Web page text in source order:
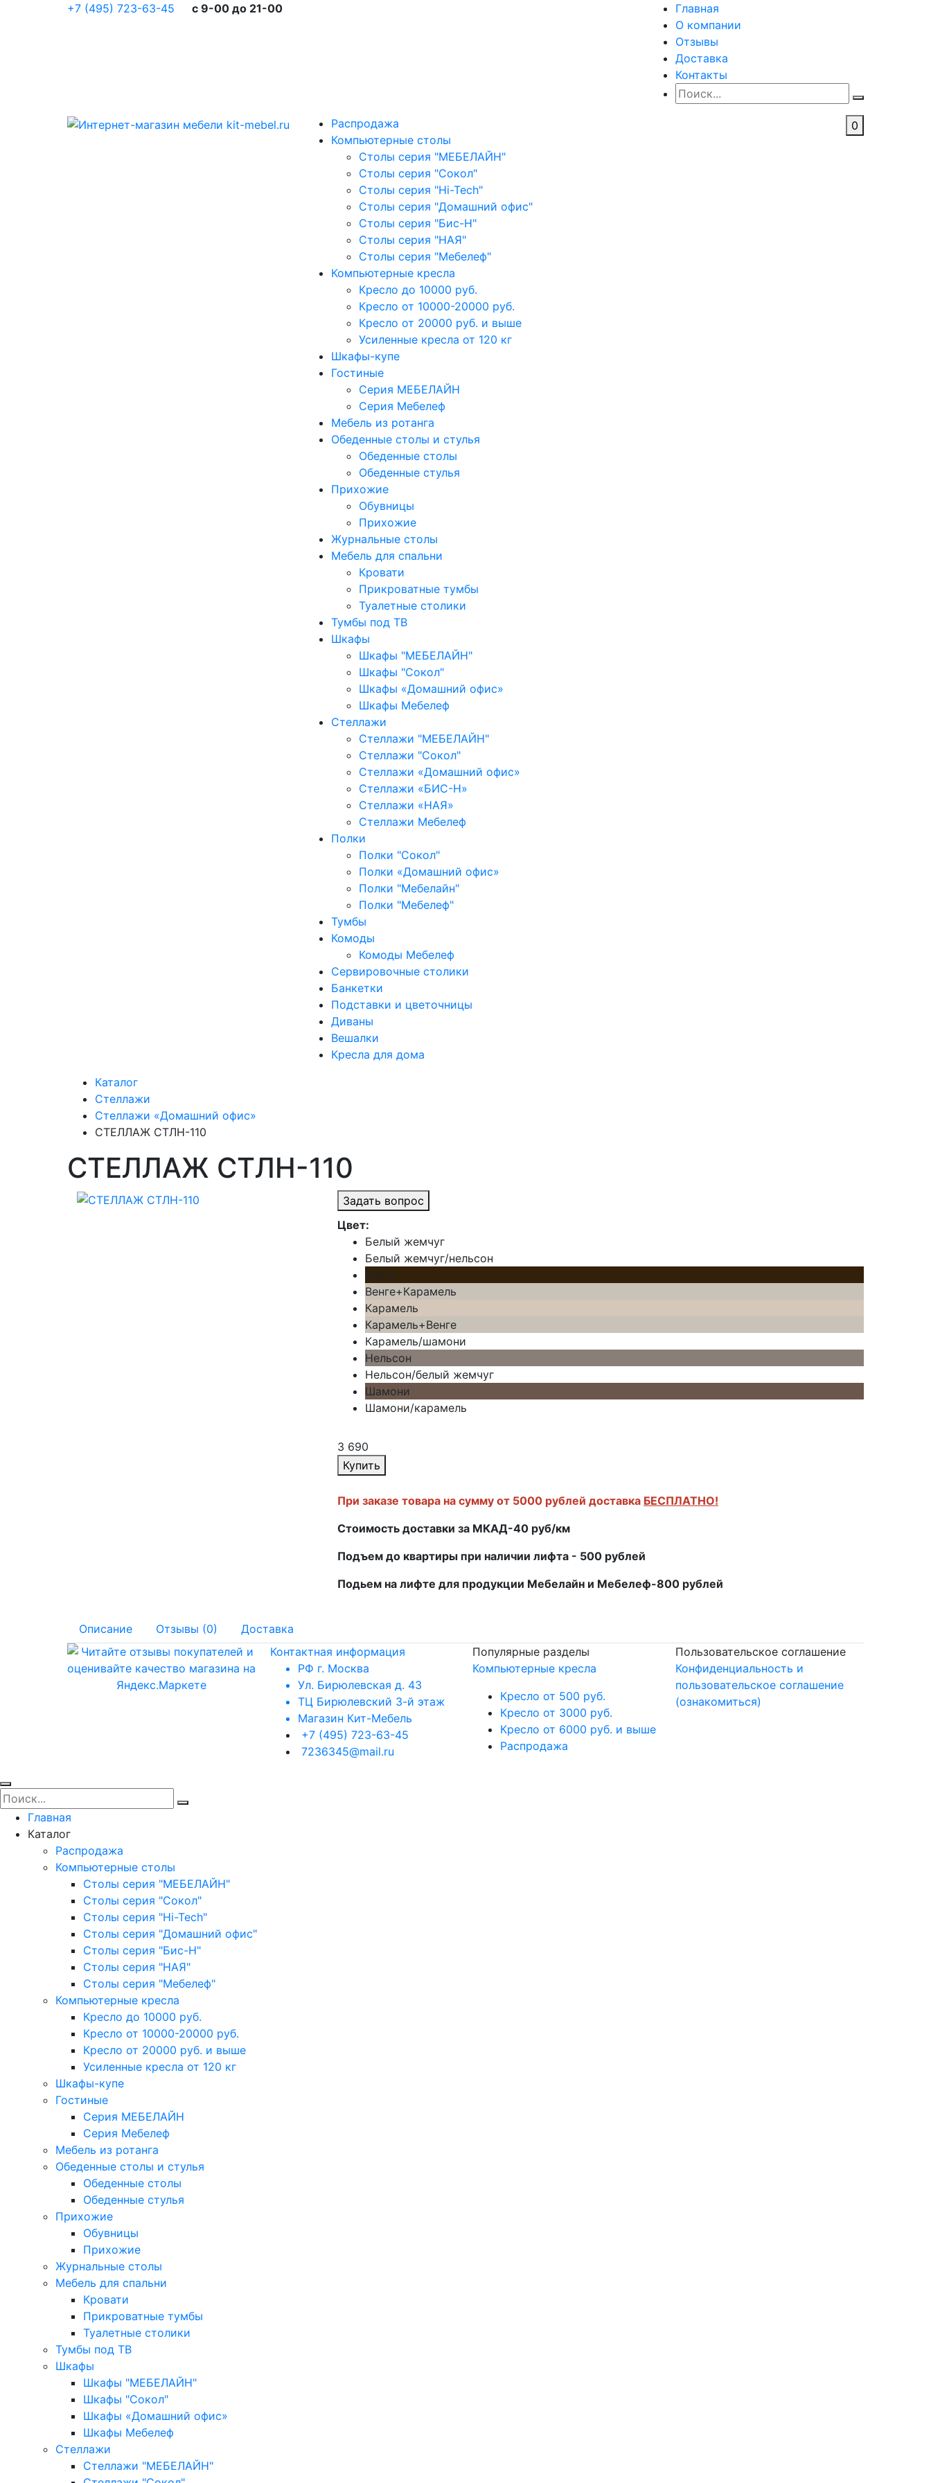
+7 (495) 723-63-45 c 9-00 до 21-00
Главная
О компании
Отзывы
Доставка
Контакты
Распродажа
Компьютерные столы
Столы серия "МЕБЕЛАЙН"
Столы серия "Сокол"
Столы серия "Hi-Tech"
Столы серия "Домашний офис"
Столы серия "Бис-Н"
Столы серия "НАЯ"
Столы серия "Мебелеф"
Компьютерные кресла
Кресло до 10000 руб.
Кресло от 10000-20000 руб.
Кресло от 20000 руб. и выше
Усиленные кресла от 120 кг
Шкафы-купе
Гостиные
Серия МЕБЕЛАЙН
Серия Мебелеф
Мебель из ротанга
Обеденные столы и стулья
Обеденные столы
Обеденные стулья
Прихожие
Обувницы
Прихожие
Журнальные столы
Мебель для спальни
Кровати
Прикроватные тумбы
Туалетные столики
Тумбы под ТВ
Шкафы
Шкафы "МЕБЕЛАЙН"
Шкафы "Сокол"
Шкафы «Домашний офис»
Шкафы Мебелеф
Стеллажи
Стеллажи "МЕБЕЛАЙН"
Стеллажи "Сокол"
Стеллажи «Домашний офис»
Стеллажи «БИС-Н»
Стеллажи «НАЯ»
Стеллажи Мебелеф
Полки
Полки "Сокол"
Полки «Домашний офис»
Полки "Мебелайн"
Полки "Мебелеф"
Тумбы
Комоды
Комоды Мебелеф
Сервировочные столики
Банкетки
Подставки и цветочницы
Диваны
Вешалки
Кресла для дома
0
Каталог
Стеллажи
Стеллажи «Домашний офис»
СТЕЛЛАЖ СТЛН-110
СТЕЛЛАЖ СТЛН-110
Задать вопрос
Цвет:
Белый жемчуг
Белый жемчуг/нельсон
Венге
Венге+Карамель
Карамель
Карамель+Венге
Карамель/шамони
Нельсон
Нельсон/белый жемчуг
Шамони
Шамони/карамель
3 690
Купить
При заказе товара на сумму от 5000 рублей доставка БЕСПЛАТНО!
Стоимость доставки за МКАД-40 руб/км
Подъем до квартиры при наличии лифта - 500 рублей
Подьем на лифте для продукции Мебелайн и Мебелеф-800 рублей
Описание Отзывы (0)
Доставка
Контактная информация
РФ г. Москва
Ул. Бирюлевская д. 43
ТЦ Бирюлевский 3-й этаж
Магазин Кит-Мебель
+7 (495) 723-63-45
7236345@mail.ru
Популярные разделы
Компьютерные кресла
Кресло от 500 руб.
Кресло от 3000 руб.
Кресло от 6000 руб. и выше
Распродажа
Пользовательское соглашение
Конфиденциальность и
пользовательское соглашение
(ознакомиться)
Главная
Каталог
Распродажа
Компьютерные столы
Столы серия "МЕБЕЛАЙН"
Столы серия "Сокол"
Столы серия "Hi-Tech"
Столы серия "Домашний офис"
Столы серия "Бис-Н"
Столы серия "НАЯ"
Столы серия "Мебелеф"
Компьютерные кресла
Кресло до 10000 руб.
Кресло от 10000-20000 руб.
Кресло от 20000 руб. и выше
Усиленные кресла от 120 кг
Шкафы-купе
Гостиные
Серия МЕБЕЛАЙН
Серия Мебелеф
Мебель из ротанга
Обеденные столы и стулья
Обеденные столы
Обеденные стулья
Прихожие
Обувницы
Прихожие
Журнальные столы
Мебель для спальни
Кровати
Прикроватные тумбы
Туалетные столики
Тумбы под ТВ
Шкафы
Шкафы "МЕБЕЛАЙН"
Шкафы "Сокол"
Шкафы «Домашний офис»
Шкафы Мебелеф
Стеллажи
Стеллажи "МЕБЕЛАЙН"